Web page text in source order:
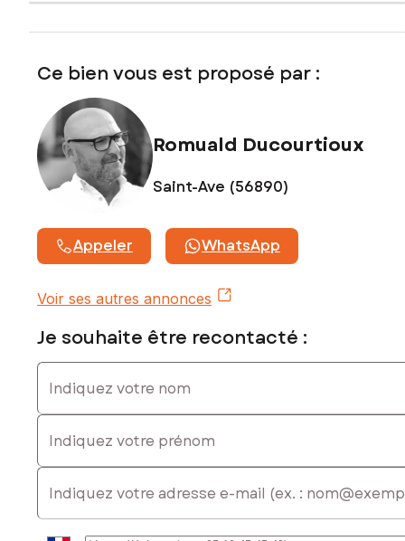
Contactez votre conseiller SAFTI : Romuald DUCOURTIOUX,
Tél. : 0650095396, E-mail : romuald.ducourtioux@safti.fr - EI
- Agent commercial immatriculé au RSAC de VANNES sous le
numéro 950981506
Ce bien vous est proposé par :
Romuald Ducourtioux
Saint-Ave (56890)
Appeler WhatsApp
Voir ses autres annonces
Je souhaite être recontacté :
Indiquez votre nom
Indiquez votre prénom
E-mail